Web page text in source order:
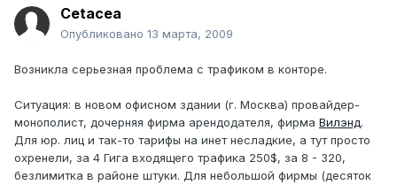
Cetacea
Опубликовано 13 марта, 2009
Возникла серьезная проблема с трафиком в конторе.
Ситуация: в новом офисном здании (г. Москва) провайдер-
монополист, дочерняя фирма арендодателя, фирма Вилэнд.
Для юр. лиц и так-то тарифы на инет несладкие, а тут просто
охренели, за 4 Гига входящего трафика 250$, за 8 - 320,
безлимитка в районе штуки. Для небольшой фирмы (десяток